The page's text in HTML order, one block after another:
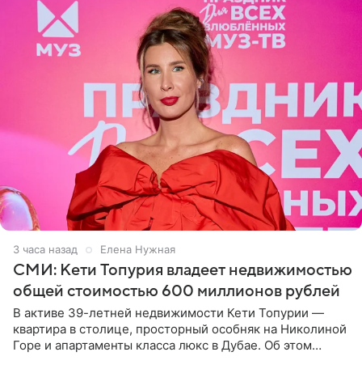
3 часа назад Елена Нужная
СМИ: Кети Топурия владеет недвижимостью
общей стоимостью 600 миллионов рублей
В активе 39-летней недвижимости Кети Топурии —
квартира в столице, просторный особняк на Николиной
Горе и апартаменты класса люкс в Дубае. Об этом